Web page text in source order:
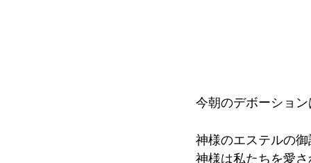
今朝のデボーショ
神様のエステルの
神様は私たちを愛